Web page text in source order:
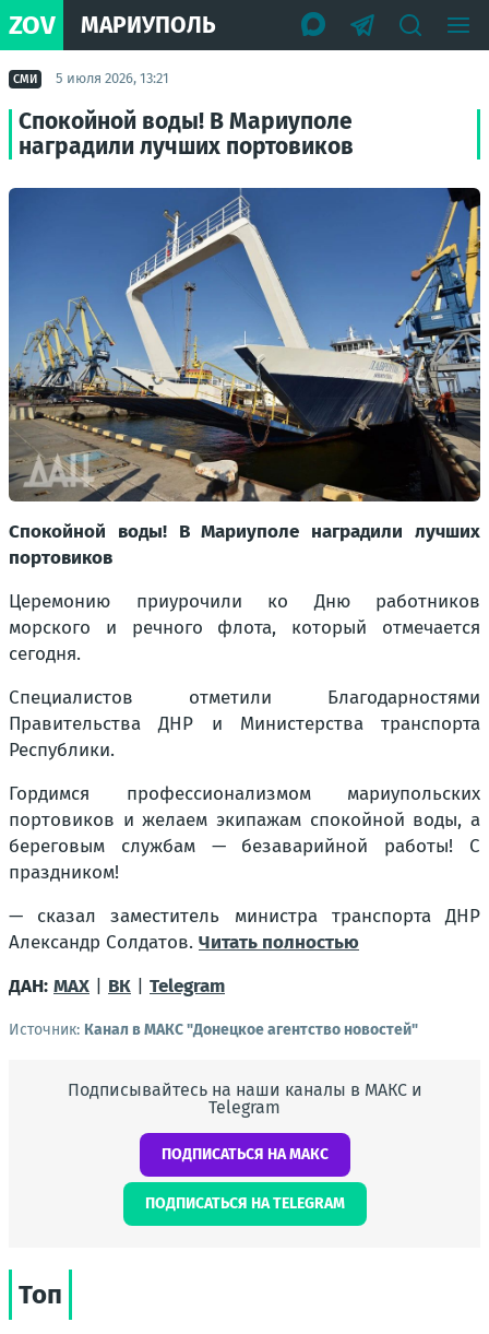
ZOV МАРИУПОЛЬ
СМИ 5 июля 2026, 13:21
Спокойной воды! В Мариуполе
наградили лучших портовиков
Спокойной воды! В Мариуполе наградили лучших
портовиков
Церемонию приурочили ко Дню работников
морского и речного флота, который отмечается
сегодня.
Специалистов отметили Благодарностями
Правительства ДНР и Министерства транспорта
Республики.
Гордимся профессионализмом мариупольских
портовиков и желаем экипажам спокойной воды, а
береговым службам — безаварийной работы! С
праздником!
— сказал заместитель министра транспорта ДНР
Александр Солдатов. Читать полностью
ДАН: MAX | ВК | Telegram
Источник: Канал в МАКС "Донецкое агентство новостей"
Подписывайтесь на наши каналы в МАКС и
Telegram
ПОДПИСАТЬСЯ НА МАКС
ПОДПИСАТЬСЯ НА TELEGRAM
Топ